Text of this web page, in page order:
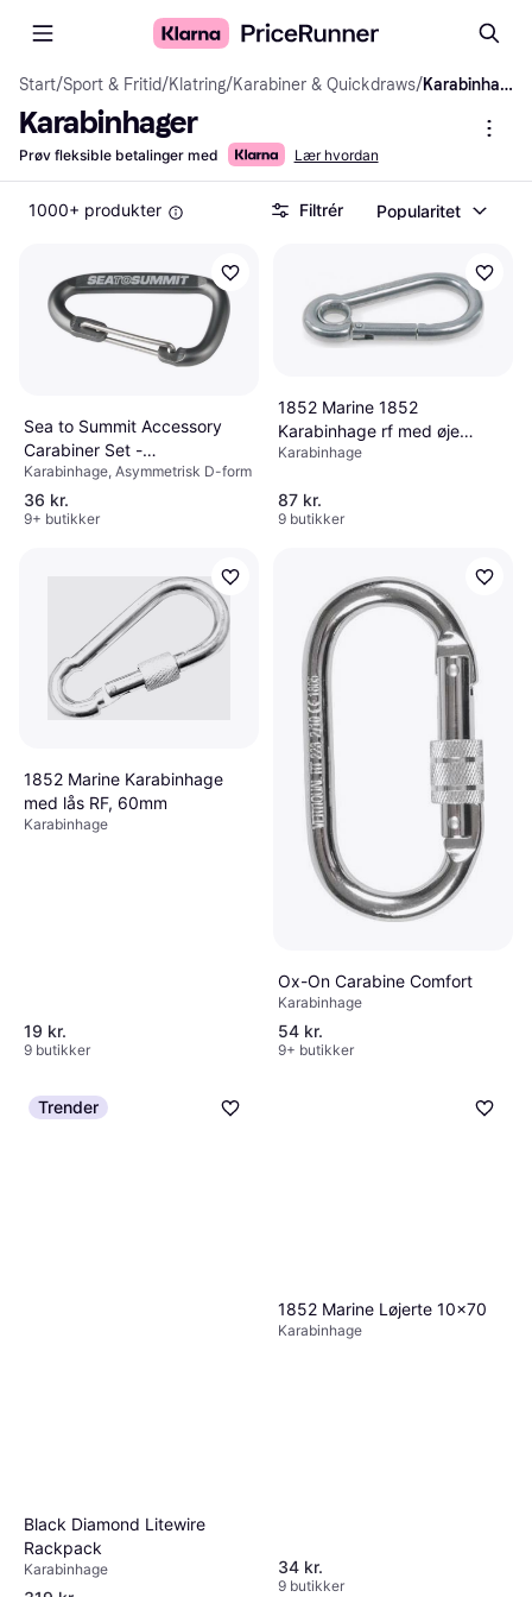
Start/Sport & Fritid/Klatring/Karabiner & Quickdraws/ Karabinhager
Karabinhager
Prøv fleksible betalinger med Lær hvordan
1000+ produkter Filtrér Popularitet
Sea to Summit Accessory
Carabiner Set -
Grey/Blue/Gold
Karabinhage, Asymmetrisk D-form
36 kr.
9+ butikker
1852 Marine 1852
Karabinhage rf med øje
12x140mm
Karabinhage
87 kr.
9 butikker
1852 Marine Karabinhage
med lås RF, 60mm
Karabinhage
19 kr.
9 butikker
Ox-On Carabine Comfort
Karabinhage
54 kr.
9+ butikker
Trender
Black Diamond Litewire
Rackpack
Karabinhage
1852 Marine Løjerte 10x70
Karabinhage
34 kr.
9 butikker